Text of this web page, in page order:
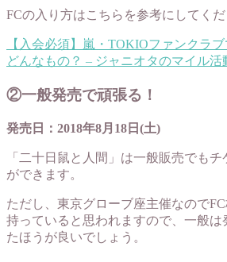
FCの入り方はこちらを参考にしてくだ
【入会必須】嵐・TOKIOファンクラ
どんなもの？ – ジャニオタのマイル活
②一般発売で頑張る！
発売日：2018年8月18日(土)
「二十日鼠と人間」は一般販売でも
ができます。
ただし、東京グローブ座主催なので
持っていると思われますので、一般は
たほうが良いでしょう。